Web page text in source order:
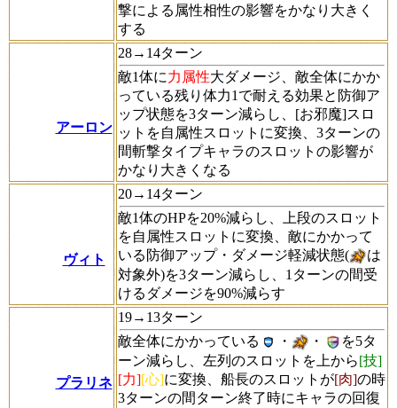
撃による属性相性の影響をかなり大きく
する
アーロン
28→14ターン
敵1体に力属性大ダメージ、敵全体にかか
っている残り体力1で耐える効果と防御ア
ップ状態を3ターン減らし、[お邪魔]スロ
ットを自属性スロットに変換、3ターンの
間斬撃タイプキャラのスロットの影響が
かなり大きくなる
ヴィト
20→14ターン
敵1体のHPを20%減らし、上段のスロット
を自属性スロットに変換、敵にかかって
いる防御アップ・ダメージ軽減状態(
は
対象外)を3ターン減らし、1ターンの間受
けるダメージを90%減らす
プラリネ
19→13ターン
敵全体にかかっている
・ ・
を5タ
ーン減らし、左列のスロットを上から [技]
[力] [心]に変換、船長のスロットが[肉]の時
3ターンの間ターン終了時にキャラの回復